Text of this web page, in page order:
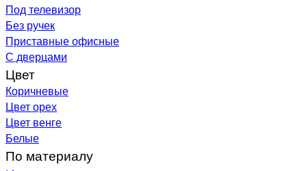
Под телевизор
Без ручек
Приставные офисные
С дверцами
Цвет
Коричневые
Цвет орех
Цвет венге
Белые
По материалу